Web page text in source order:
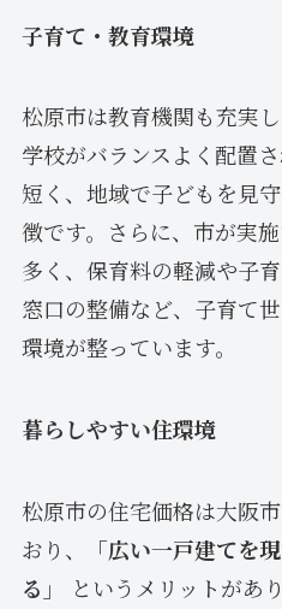
子育て・教育環境
松原市は教育機関も充実
学校がバランスよく配置
短く、地域で子どもを見
徴です。さらに、市が実
多く、保育料の軽減や子
窓口の整備など、子育て
環境が整っています。
暮らしやすい住環境
松原市の住宅価格は大阪
おり、
「広い一戸建てを
る」
というメリットがあ